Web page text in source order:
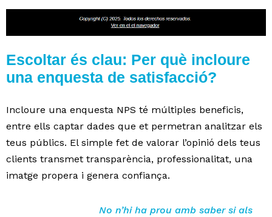
Escoltar és clau: Per què incloure
una enquesta de satisfacció?
Incloure una enquesta NPS té múltiples beneficis,
entre ells captar dades que et permetran analitzar els
teus públics. El simple fet de valorar l’opinió dels teus
clients transmet transparència, professionalitat, una
imatge propera i genera confiança.
No n’hi ha prou amb saber si als